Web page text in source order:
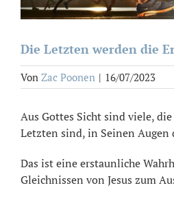
Die Letzten werden die
Von Zac Poonen | 16/07/2023
Aus Gottes Sicht sind viele,
Letzten sind, in Seinen Augen
Das ist eine erstaunliche
Gleichnissen von Jesus zum